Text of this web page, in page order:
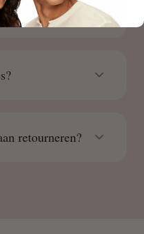
retourneren?
retourneren?